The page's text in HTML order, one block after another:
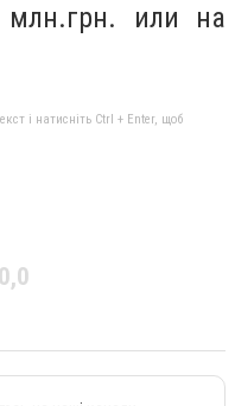
млн.грн. или на
і натисніть Ctrl + Enter, щоб
0,0